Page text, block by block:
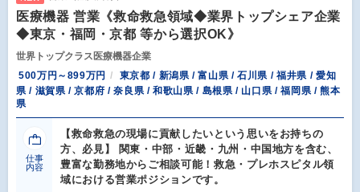
医療機器 営業《救命救急領域◆業界トップシェア企業
◆東京・福岡・京都 等から選択OK》
世界トップクラス医療機器企業
500万円～899万円
東京都 / 新潟県 / 富山県 / 石川県 / 福井県 / 愛知
県 / 滋賀県 / 京都府 / 奈良県 / 和歌山県 / 島根県 / 山口県 / 福岡県 / 熊本
県
仕事
内容
【救命救急の現場に貢献したいという思いをお持ちの
方、必見】 関東・中部・近畿・九州・中国地方を含む、
豊富な勤務地からご相談可能！救急・プレホスピタル領
域における営業ポジションです。